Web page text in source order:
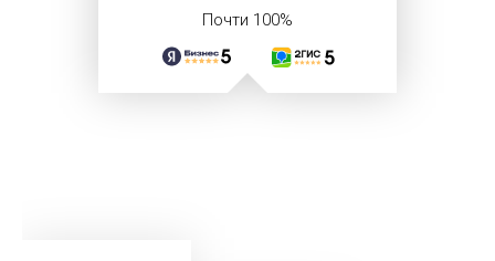
Почти 100%